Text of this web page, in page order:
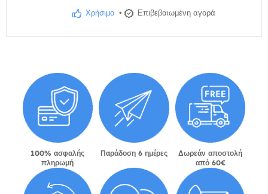
Χρήσιμο • Επιβεβαιωμένη αγορά
100% ασφαλής
πληρωμή
Παράδοση 6 ημέρες
Δωρεάν αποστολή
από 60€